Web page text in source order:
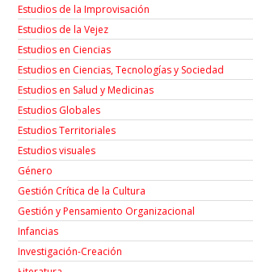
Estudios de la Improvisación
Estudios de la Vejez
Estudios en Ciencias
Estudios en Ciencias, Tecnologías y Sociedad
Estudios en Salud y Medicinas
Estudios Globales
Estudios Territoriales
Estudios visuales
Género
Gestión Crítica de la Cultura
Gestión y Pensamiento Organizacional
Infancias
Investigación-Creación